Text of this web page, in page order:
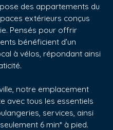
des appartements du
extérieurs conçus
Pensés pour offrir
bénéficient d’un
à vélos, répondant ainsi
notre emplacement
avec tous les essentiels
services, ainsi
6 min* à pied.